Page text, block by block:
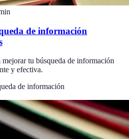
de información
mejorar tu búsqueda de información
y efectiva.
de información